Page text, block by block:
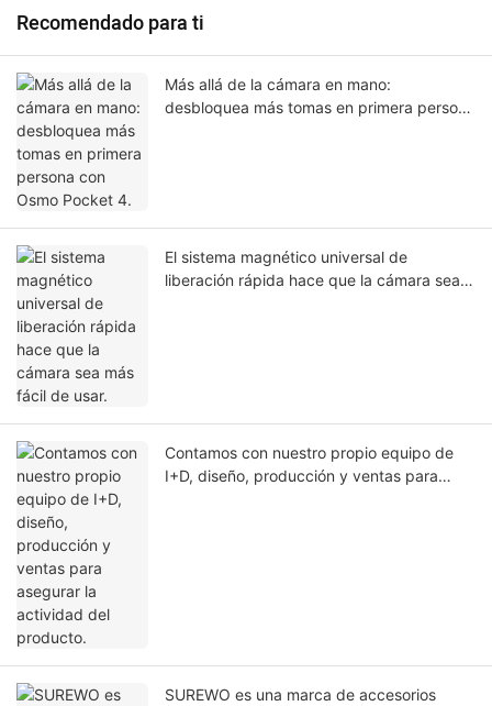
Recomendado para ti
Más allá de la cámara en mano:
desbloquea más tomas en primera persona
El sistema magnético universal de
liberación rápida hace que la cámara sea
Contamos con nuestro propio equipo de
I+D, diseño, producción y ventas para
SUREWO es una marca de accesorios